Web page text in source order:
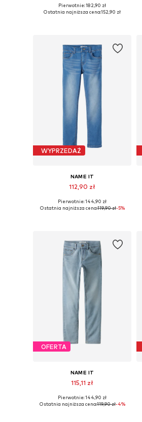
Dostępne w różnych rozmiarach
Pierwotnie: 182,90 zł
Ostatnia najniższa cena:152,90 zł
WYPRZEDAŻ
NAME IT
112,90 zł
Dostępne w różnych rozmiarach
Pierwotnie: 144,90 zł
Ostatnia najniższa cena:119,90 zł-5%
OFERTA
NAME IT
115,11 zł
Dostępne w różnych rozmiarach
Pierwotnie: 144,90 zł
Ostatnia najniższa cena:119,90 zł-4%